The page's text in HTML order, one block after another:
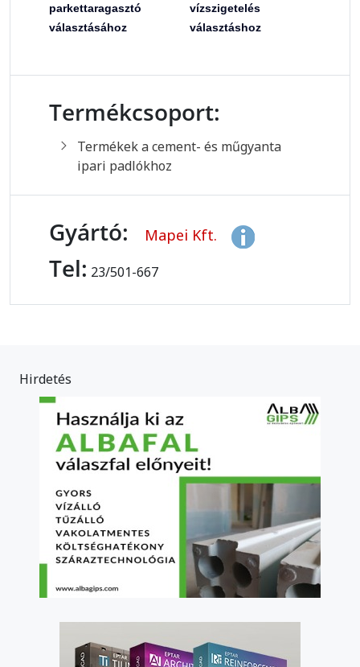
parkettaragasztó
választásához
vízszigetelés
választáshoz
Termékcsoport:
Termékek a cement- és műgyanta
ipari padlókhoz
Gyártó: Mapei Kft.
Tel: 23/501-667
Hirdetés